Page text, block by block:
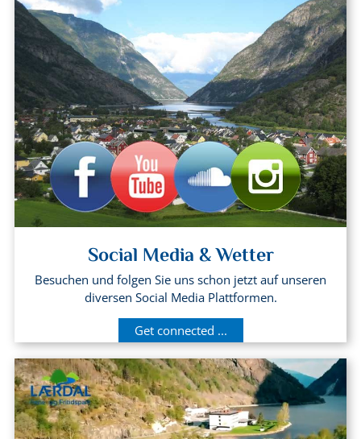
Social Media & Wetter
Besuchen und folgen Sie uns schon jetzt auf unseren
diversen Social Media Plattformen.
Get connected ...